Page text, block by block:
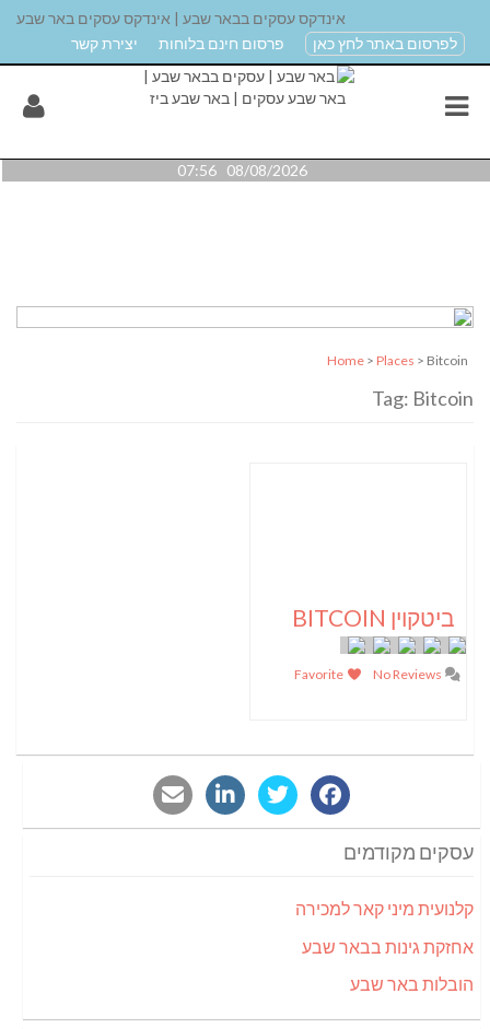
אינדקס עסקים בבאר שבע | אינדקס עסקים באר שבע
לפרסום באתר לחץ כאן
פרסום חינם בלוחות יצירת קשר
08/08/2026 07:56
Home > Places > Bitcoin
Tag: Bitcoin
ביטקוין BITCOIN
עסקים מקודמים
קלנועית מיני קאר למכירה
אחזקת גינות בבאר שבע
הובלות באר שבע